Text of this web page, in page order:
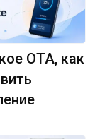
OTA, как